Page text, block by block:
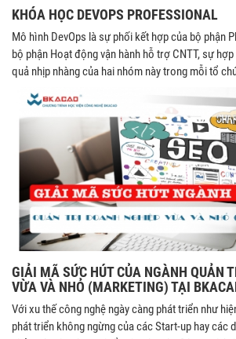
KHÓA HỌC DEVOPS PROFESSIONAL
Mô hình DevOps là sự phối kết hợp của bộ phận
bộ phận Hoạt động vận hành hỗ trợ CNTT, sự
quả nhịp nhàng của hai nhóm này trong mỗi tổ
thế & lợi ích phát triển chung cho toàn tổ chức.
DevOps là tăng khả năng cung cấp sản phẩm với
thiểu những yếu tố kém hiệu quả, cải thiện sự hài
vụ đối với khách hàng và trên hết là tăng cường
phẩm dịch vụ phần mềm.
GIẢI MÃ SỨC HÚT CỦA NGÀNH QUẢN
VỪA VÀ NHỎ (MARKETING) TẠI
Với xu thế công nghệ ngày càng phát triển như
phát triển không ngừng của các Start-up hay các